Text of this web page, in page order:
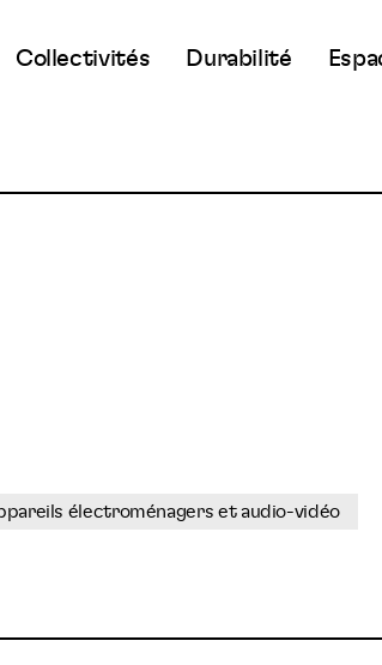
Collectivités Durabilité
électroménagers et audio-vidéo